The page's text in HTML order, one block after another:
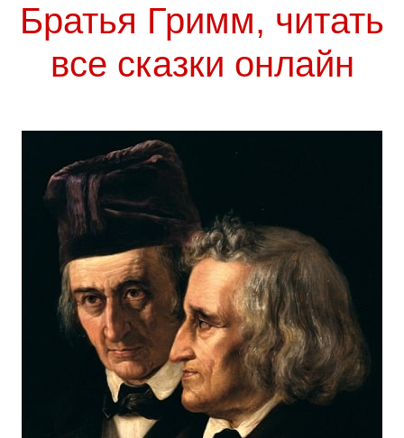
Братья Гримм, читать
все сказки онлайн